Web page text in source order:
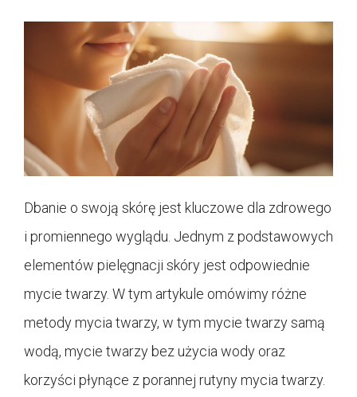
Dbanie o swoją skórę jest kluczowe dla zdrowego
i promiennego wyglądu. Jednym z podstawowych
elementów pielęgnacji skóry jest odpowiednie
mycie twarzy. W tym artykule omówimy różne
metody mycia twarzy, w tym mycie twarzy samą
wodą, mycie twarzy bez użycia wody oraz
korzyści płynące z porannej rutyny mycia twarzy.